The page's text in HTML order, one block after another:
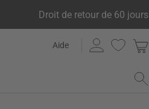
Droit de retour de 60 jours
Aide